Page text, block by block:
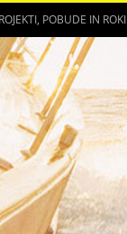
POBUDE IN ROKI